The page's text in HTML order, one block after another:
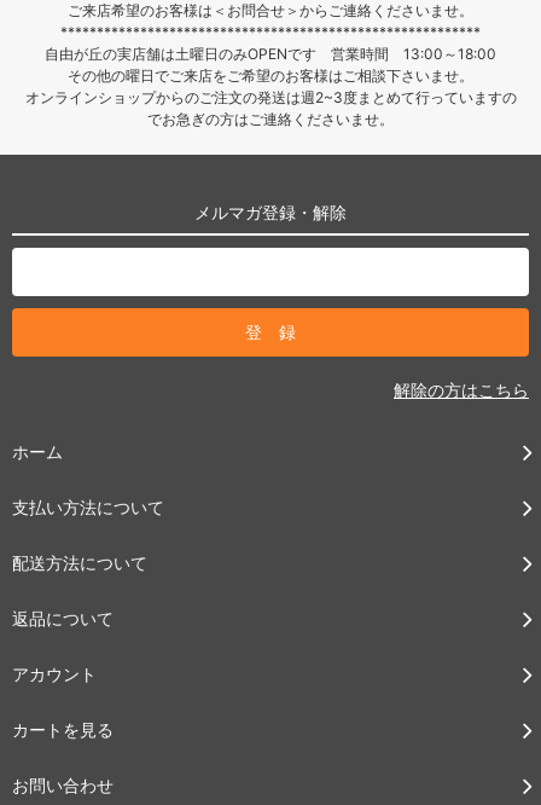
ご来店希望のお客様は＜お問合せ＞からご連絡くださいませ。
**********************************************************
自由が丘の実店舗は土曜日のみOPENです 営業時間 13:00～18:00
その他の曜日でご来店をご希望のお客様はご相談下さいませ。
オンラインショップからのご注文の発送は週2~3度まとめて行っていますの
でお急ぎの方はご連絡くださいませ。
メルマガ登録・解除
解除の方はこちら
ホーム
支払い方法について
配送方法について
返品について
アカウント
カートを見る
お問い合わせ